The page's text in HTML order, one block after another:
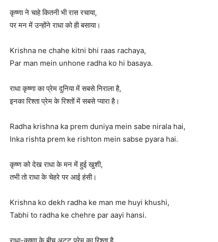
कृष्णा ने चाहे कितनी भी रास रचाया,
पर मन में उन्होंने राधा को ही बसाया।
Krishna ne chahe kitni bhi raas rachaya,
Par man mein unhone radha ko hi basaya.
राधा कृष्णा का प्रेम दुनिया में सबसे निराला है,
इनका रिश्ता प्रेम के रिश्तों में सबसे प्यारा है।
Radha krishna ka prem duniya mein sabe nirala hai,
Inka rishta prem ke rishton mein sabse pyara hai.
कृष्ण को देख राधा के मन में हुई खुशी,
तभी तो राधा के चेहरे पर आई हंसी।
Krishna ko dekh radha ke man me huyi khushi,
Tabhi to radha ke chehre par aayi hansi.